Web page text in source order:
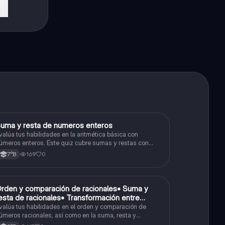
Matemáticas
y resta de numeros enteros
tus habilidades en la aritmética básica con
enteros. Este quiz cubre sumas y restas con
números positivos y negativos.
7°B 169 0
Matemáticasy comparación de racionales• Suma y
de racionales• Transformación entre
y fracciones
tus habilidades en el orden y comparación de
racionales, así como en la suma, resta y